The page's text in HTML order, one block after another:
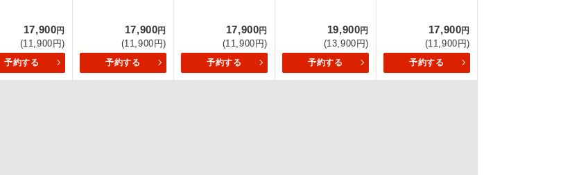
17,900円
(11,900円)
予約する
17,900円
(11,900円)
予約する
17,900円
(11,900円)
予約する
19,900円
(13,900円)
予約する
17,900円
(11,900円)
予約する
ご宿泊ホテルに大浴場が付いています。
全てのお食事が付いていますので、お食事の心配はいりませ